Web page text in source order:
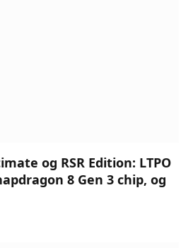
og RSR Edition: LTPO
8 Gen 3 chip, og